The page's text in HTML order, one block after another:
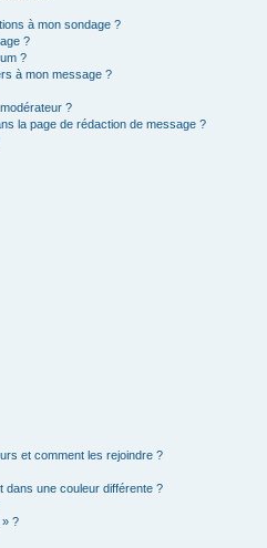
à mon sondage ?
?
?
à mon message ?
?
la page de rédaction de message ?
et comment les rejoindre ?
dans une couleur différente ?
» ?